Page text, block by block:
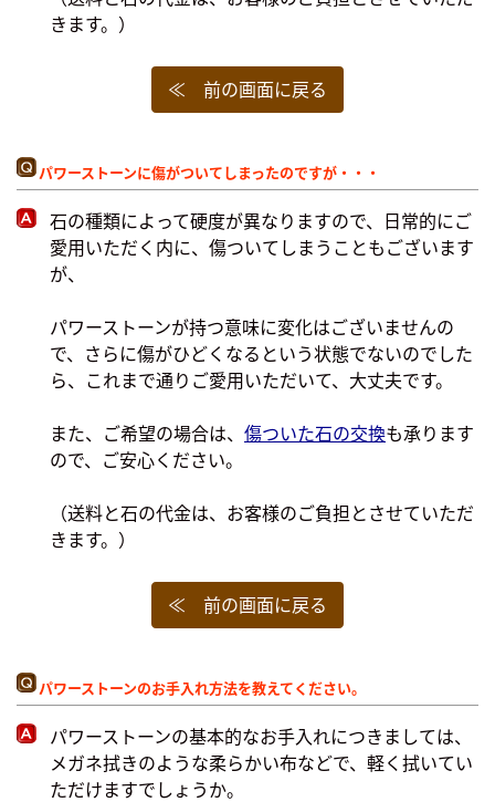
きます。）
≪ 前の画面に戻る
パワーストーンに傷がついてしまったのですが・・・
石の種類によって硬度が異なりますので、日常的にご
愛用いただく内に、傷ついてしまうこともございます
が、
パワーストーンが持つ意味に変化はございませんの
で、さらに傷がひどくなるという状態でないのでした
ら、これまで通りご愛用いただいて、大丈夫です。
また、ご希望の場合は、 傷ついた石の交換も承ります
ので、ご安心ください。
（送料と石の代金は、お客様のご負担とさせていただ
きます。）
≪ 前の画面に戻る
パワーストーンのお手入れ方法を教えてください。
パワーストーンの基本的なお手入れにつきましては、
メガネ拭きのような柔らかい布などで、軽く拭いてい
ただけますでしょうか。